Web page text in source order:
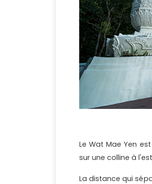
Le Wat Mae Yen
sur une colline à
La distance qui